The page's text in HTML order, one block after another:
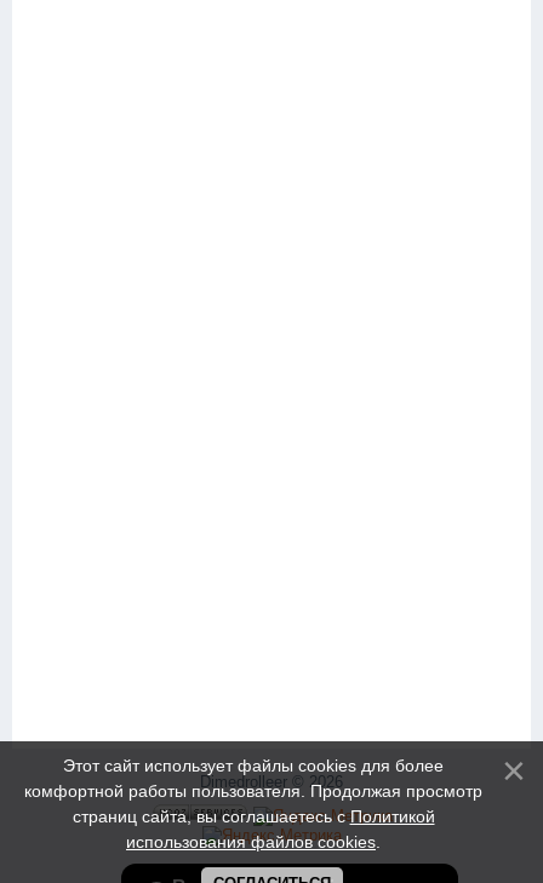
Dimedrolleer © 2026
Этот сайт использует файлы cookies для более
комфортной работы пользователя. Продолжая просмотр
страниц сайта, вы соглашаетесь сПолитикой
использования файлов cookies